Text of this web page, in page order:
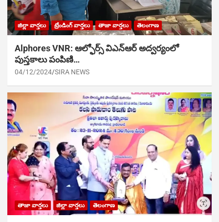
జిల్లా వార్తలు ట్రేండింగ్ వార్తలు తాజా వార్తలు తెలంగాణ
Alphores VNR: ఆల్ఫోర్స్ విఎన్ఆర్ అద్వర్యంలో
పుస్తకాలు పంపిణి…
04/12/2024 SIRA NEWS
తాజా వార్తలు జిల్లా వార్తలు తెలంగాణ